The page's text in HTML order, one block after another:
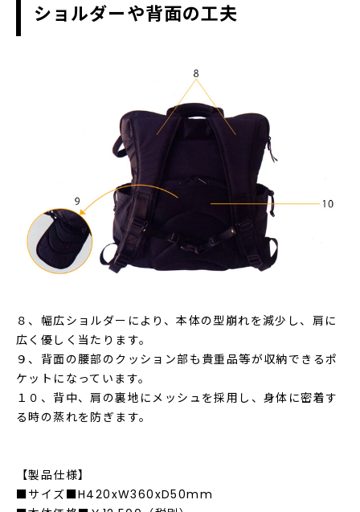
ショルダーや背面の工夫
８、幅広ショルダーにより、本体の型崩れを減少し、肩に
広く優しく当たります。
９、背面の腰部のクッション部も貴重品等が収納できるポ
ケットになっています。
１０、背中、肩の裏地にメッシュを採用し、身体に密着す
る時の蒸れを防ぎます。
【製品仕様】
■サイズ■H420xW360xD50mm